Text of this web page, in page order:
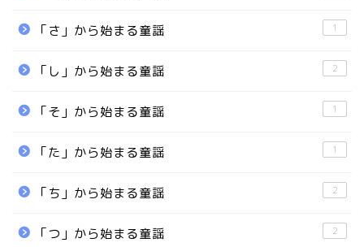
「さ」から始まる童謡 1
「し」から始まる童謡 2
「そ」から始まる童謡 1
「た」から始まる童謡 1
「ち」から始まる童謡 2
「つ」から始まる童謡 2